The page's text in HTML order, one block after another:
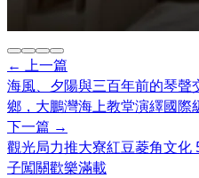
← 上一篇
海風、夕陽與三百年前的琴聲
鄉，大鵬灣海上教堂演繹國際
下一篇 →
觀光局力推大寮紅豆菱角文
子闖關歡樂滿載